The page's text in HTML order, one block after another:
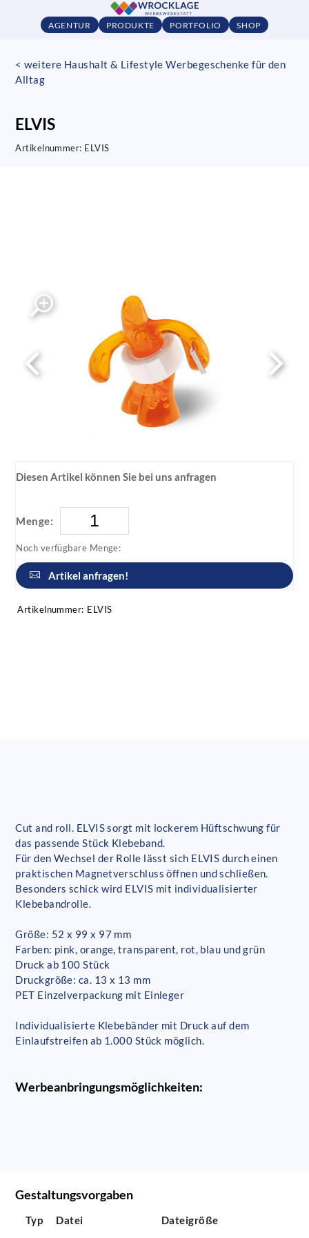
AGENTUR PRODUKTE PORTFOLIO SHOP
< weitere Haushalt & Lifestyle Werbegeschenke für den
Alltag
ELVIS
Artikelnummer: ELVIS
Diesen Artikel können Sie bei uns anfragen
Menge:
Noch verfügbare Menge:
Artikel anfragen!
Artikelnummer: ELVIS
Cut and roll. ELVIS sorgt mit lockerem Hüftschwung für
das passende Stück Klebeband.
Für den Wechsel der Rolle lässt sich ELVIS durch einen
praktischen Magnetverschluss öffnen und schließen.
Besonders schick wird ELVIS mit individualisierter
Klebebandrolle.
Größe: 52 x 99 x 97 mm
Farben: pink, orange, transparent, rot, blau und grün
Druck ab 100 Stück
Druckgröße: ca. 13 x 13 mm
PET Einzelverpackung mit Einleger
Individualisierte Klebebänder mit Druck auf dem
Einlaufstreifen ab 1.000 Stück möglich.
Werbeanbringungsmöglichkeiten:
Gestaltungsvorgaben
Typ Datei Dateigröße